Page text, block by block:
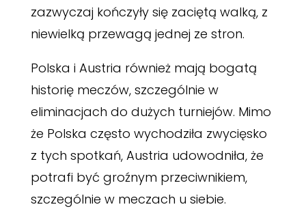
zazwyczaj kończyły się zaciętą walką, z
niewielką przewagą jednej ze stron.
Polska i Austria również mają bogatą
historię meczów, szczególnie w
eliminacjach do dużych turniejów. Mimo
że Polska często wychodziła zwycięsko
z tych spotkań, Austria udowodniła, że
potrafi być groźnym przeciwnikiem,
szczególnie w meczach u siebie.